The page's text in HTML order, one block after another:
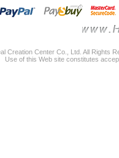
Creation Center Co., Ltd. All Rights
Use of this Web site constitutes